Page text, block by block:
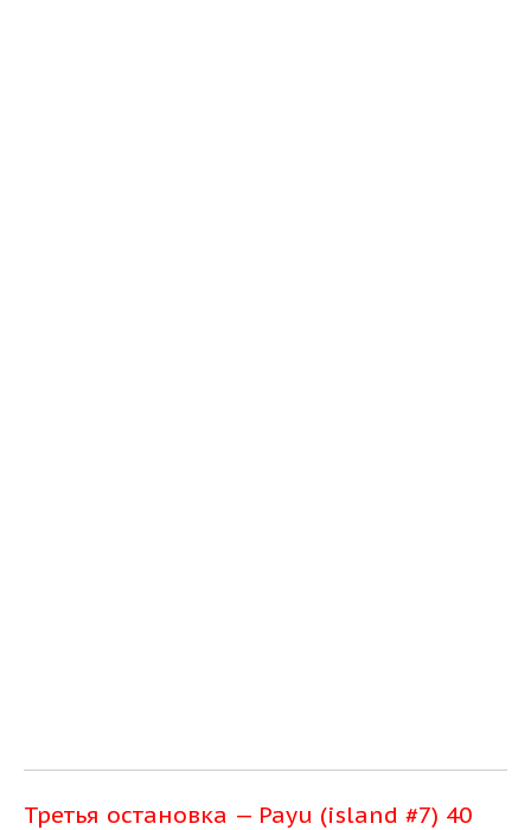
Третья остановка — Payu (island #7) 40